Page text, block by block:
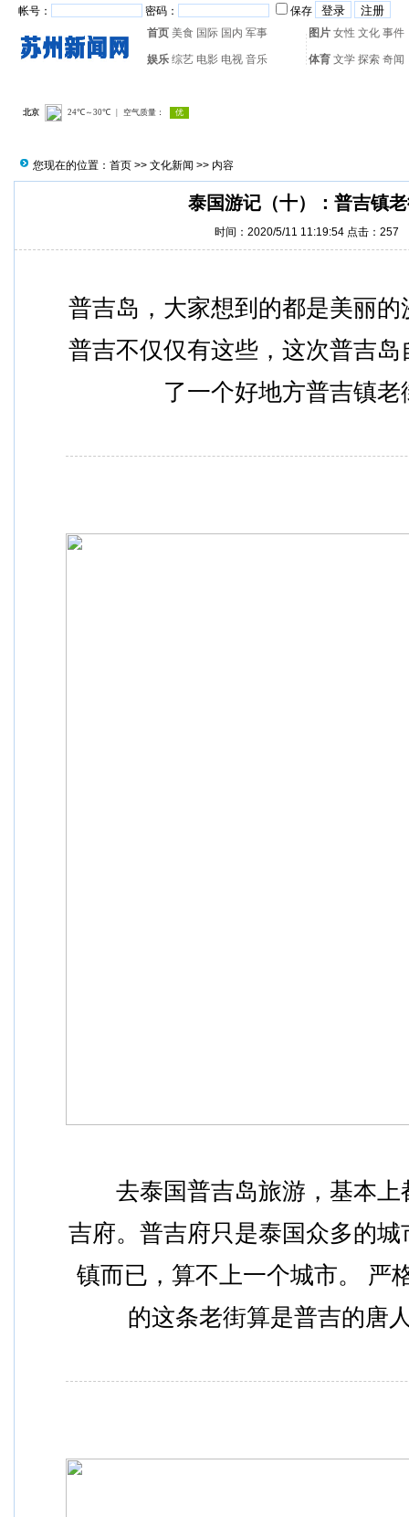
帐号： 密码：
保存
首页 美食 国际 国内 军事 图片 女性 文化 事件
娱乐 综艺 电影 电视 音乐 体育 文学 探索 奇闻
您现在的位置： 首页 >> 文化新闻 >> 内容
泰国游记（十）：普吉镇
时间：2020/5/11 11:19:54 点击： 257
普吉岛，大家想到的都是美丽的
普吉不仅仅有这些，这次普吉岛
了一个好地方普吉镇老
去泰国普吉岛旅游，基本上
吉府。普吉府只是泰国众多的城
镇而已，算不上一个城市。 严
的这条老街算是普吉的唐